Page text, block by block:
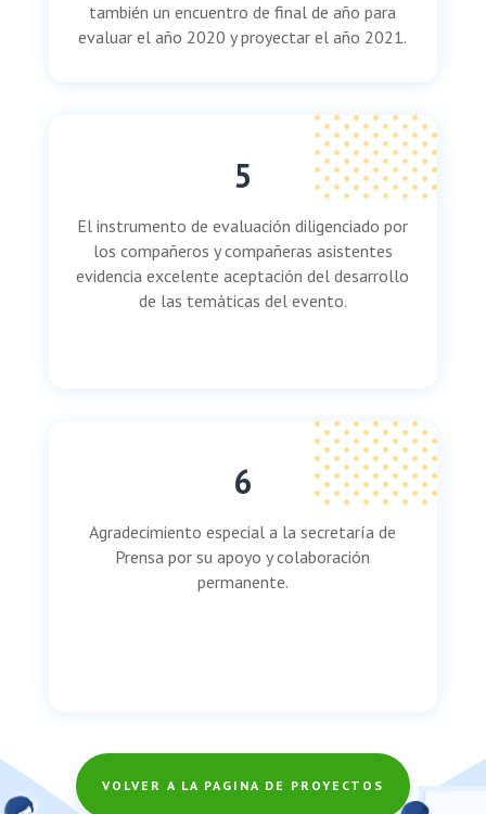
también un encuentro de final de año para
evaluar el año 2020 y proyectar el año 2021.
5
El instrumento de evaluación diligenciado por
los compañeros y compañeras asistentes
evidencia excelente aceptación del desarrollo
de las temáticas del evento.
6
Agradecimiento especial a la secretaría de
Prensa por su apoyo y colaboración
permanente.
VOLVER A LA PAGINA DE PROYECTOS